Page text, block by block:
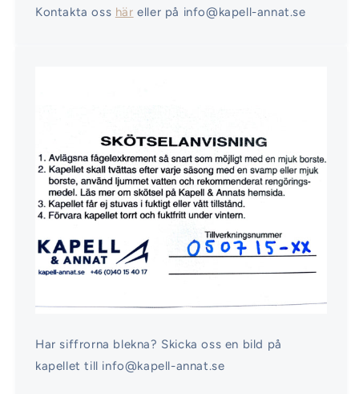
Kontakta oss här eller på info@kapell-annat.se
Har siffrorna blekna? Skicka oss en bild på
kapellet till info@kapell-annat.se